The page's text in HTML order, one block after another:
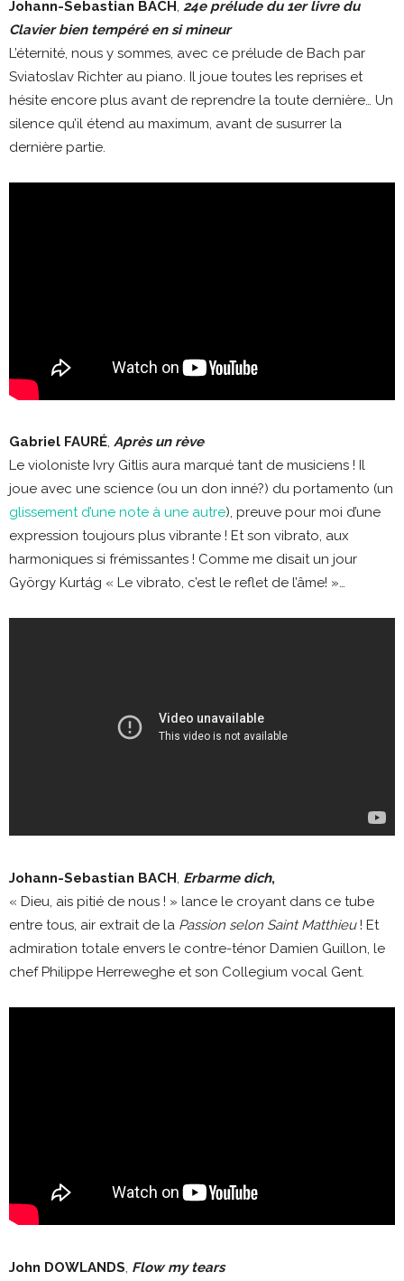
Johann-Sebastian BACH, 24e prélude du 1er livre du
Clavier bien tempéré en si mineur
L’éternité, nous y sommes, avec ce prélude de Bach par
Sviatoslav Richter au piano. Il joue toutes les reprises et
hésite encore plus avant de reprendre la toute dernière… Un
silence qu’il étend au maximum, avant de susurrer la
dernière partie.
Gabriel FAURÉ, Après un rève
Le violoniste Ivry Gitlis aura marqué tant de musiciens ! Il
joue avec une science (ou un don inné?) du portamento (un
glissement d’une note à une autre), preuve pour moi d’une
expression toujours plus vibrante ! Et son vibrato, aux
harmoniques si frémissantes ! Comme me disait un jour
György Kurtág « Le vibrato, c’est le reflet de l’âme! »…
Johann-Sebastian BACH, Erbarme dich,
« Dieu, ais pitié de nous ! » lance le croyant dans ce tube
entre tous, air extrait de la Passion selon Saint Matthieu! Et
admiration totale envers le contre-ténor Damien Guillon, le
chef Philippe Herreweghe et son Collegium vocal Gent.
John DOWLANDS, Flow my tears